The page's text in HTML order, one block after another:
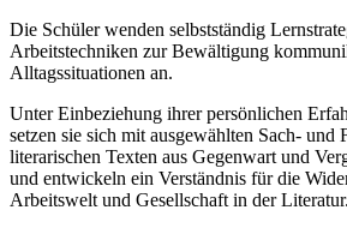
Die Schüler wenden selbstständig
Arbeitstechniken zur Bewältigung
Alltagssituationen an.
Unter Einbeziehung ihrer persönlichen
setzen sie sich mit ausgewählten Sach- und
literarischen Texten aus Gegenwart und
und entwickeln ein Verständnis für die
Arbeitswelt und Gesellschaft in der Literatur.